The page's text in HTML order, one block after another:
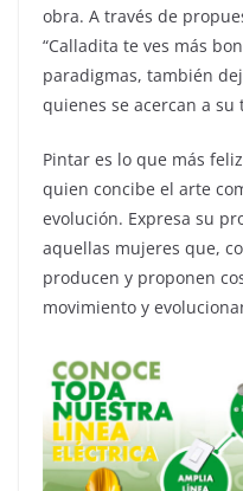
obra. A través de
“Calladita te ves más
paradigmas, también
quienes se acercan a su
Pintar es lo que más
quien concibe el arte
evolución. Expresa su
aquellas mujeres que,
producen y proponen
movimiento y